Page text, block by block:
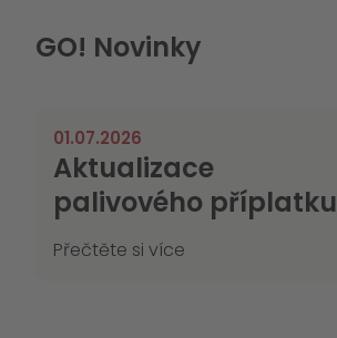
GO! Novinky
Aktualizace
palivového příplatku
01.07.2026
Přečtěte si více